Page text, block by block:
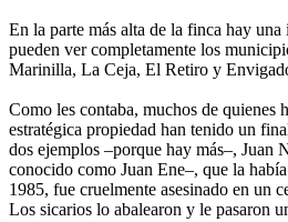
En la parte más alta de la finca hay una
pueden ver completamente los
Marinilla, La Ceja, El Retiro y
Como les contaba, muchos de quienes
estratégica propiedad han tenido un
dos ejemplos –porque hay más–, Juan
conocido como Juan Ene–, que la
1985, fue cruelmente asesinado en un
Los sicarios lo abalearon y le pasaron